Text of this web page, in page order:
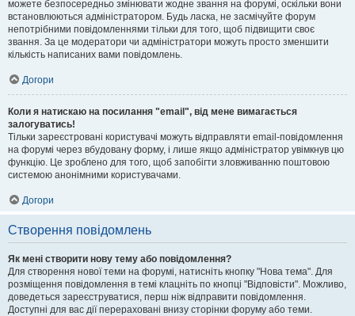
можете безпосередньо змінювати жодне звання на форумі, оскільки вони
встановлюються адміністратором. Будь ласка, не засмічуйте форум
непотрібними повідомленнями тільки для того, щоб підвищити своє
звання. За це модератори чи адміністратори можуть просто зменшити
кількість написаних вами повідомлень.
Догори
Коли я натискаю на посилання "email", від мене вимагається
залогуватись!
Тільки зареєстровані користувачі можуть відправляти email-повідомлення
на форумі через вбудовану форму, і лише якщо адміністратор увімкнув цю
функцію. Це зроблено для того, щоб запобігти зловживанню поштовою
системою анонімними користувачами.
Догори
Створення повідомлень
Як мені створити нову тему або повідомлення?
Для створення нової теми на форумі, натисніть кнопку "Нова тема". Для
розміщення повідомлення в темі клацніть по кнопці "Відповісти". Можливо,
доведеться зареєструватися, перш ніж відправити повідомлення.
Доступні для вас дії перераховані внизу сторінки форуму або теми.